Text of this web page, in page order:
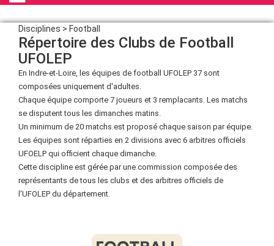
Disciplines > Football
Répertoire des Clubs de Football
UFOLEP
En Indre-et-Loire, les équipes de football UFOLEP 37 sont
composées uniquement d'adultes.
Chaque équipe comporte 7 joueurs et 3 remplacants. Les matchs
se disputent tous les dimanches matins.
Un minimum de 20 matchs est proposé chaque saison par équipe.
Les équipes sont réparties en 2 divisions avec 6 arbitres officiels
UFOELP qui officient chaque dimanche.
Cette discipline est gérée par une commission composée des
représentants de tous les clubs et des arbitres officiels de
l'UFOLEP du département.